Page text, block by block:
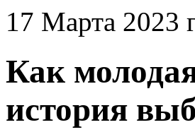
17 Марта 2023
Как
история